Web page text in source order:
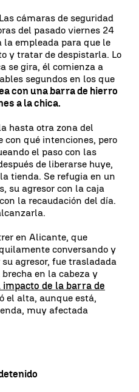
cámaras de seguridad
del pasado viernes 24
empleada para que le
y tratar de despistarla. Lo
se gira, él comienza a
segundos en los que
con una barra de hierro
a la chica.
hasta otra zona del
con qué intenciones, pero
el paso con las
de liberarse huye,
tienda. Se refugia en un
su agresor con la caja
la recaudación del día.
en Alicante, que
conversando y
agresor, fue trasladada
en la cabeza y
impacto de la barra de
el alta, aunque está,
muy afectada